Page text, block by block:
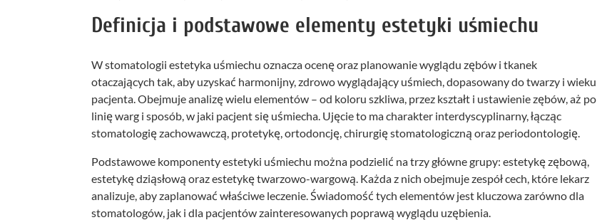
Definicja i podstawowe elementy estetyki uśmiechu
W stomatologii estetyka uśmiechu oznacza ocenę oraz planowanie wyglądu zębów i tkanek
otaczających tak, aby uzyskać harmonijny, zdrowo wyglądający uśmiech, dopasowany do twarzy i wieku
pacjenta. Obejmuje analizę wielu elementów – od koloru szkliwa, przez kształt i ustawienie zębów, aż po
linię warg i sposób, w jaki pacjent się uśmiecha. Ujęcie to ma charakter interdyscyplinarny, łącząc
stomatologię zachowawczą, protetykę, ortodoncję, chirurgię stomatologiczną oraz periodontologię.
Podstawowe komponenty estetyki uśmiechu można podzielić na trzy główne grupy: estetykę zębową,
estetykę dziąsłową oraz estetykę twarzowo-wargową. Każda z nich obejmuje zespół cech, które lekarz
analizuje, aby zaplanować właściwe leczenie. Świadomość tych elementów jest kluczowa zarówno dla
stomatologów, jak i dla pacjentów zainteresowanych poprawą wyglądu uzębienia.